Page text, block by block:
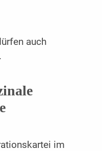
auch
im